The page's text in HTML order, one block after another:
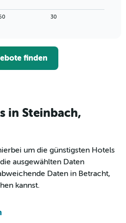
30
finden
in Steinbach,
um die günstigsten Hotels
ausgewählten Daten
Daten in Betracht,
kannst.